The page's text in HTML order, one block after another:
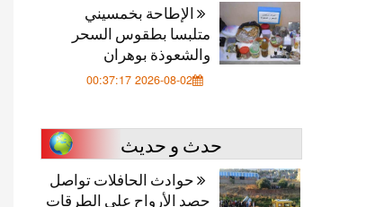
الإطاحة بخمسيني
متلبسا بطقوس السحر
والشعوذة بوهران
2026-08-02 00:37:17
حدث و حديث
حوادث الحافلات تواصل
حصد الأرواح على الطرقات